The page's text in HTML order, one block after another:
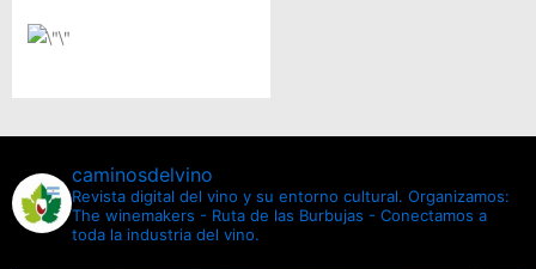
caminosdelvino
Revista digital del vino y su entorno cultural. Organizamos:
The winemakers - Ruta de las Burbujas - Conectamos a
toda la industria del vino.